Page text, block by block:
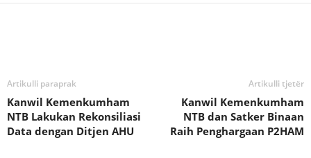
Artikulli paraprak
Kanwil Kemenkumham
NTB Lakukan Rekonsiliasi
Data dengan Ditjen AHU
Artikulli tjetër
Kanwil Kemenkumham
NTB dan Satker Binaan
Raih Penghargaan P2HAM